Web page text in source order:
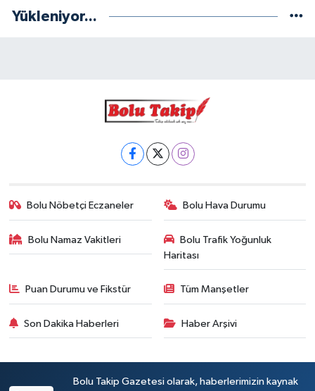
Yükleniyor...
Bolu Nöbetçi Eczaneler Bolu Hava Durumu
Bolu Namaz Vakitleri
Bolu Trafik Yoğunluk
Haritası
Puan Durumu ve Fikstür Tüm Manşetler
Son Dakika Haberleri Haber Arşivi
Bolu Takip Gazetesi olarak, haberlerimizin kaynak